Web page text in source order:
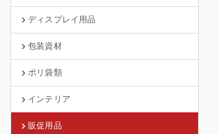
ディスプレイ用品
包装資材
ポリ袋類
インテリア
販促用品